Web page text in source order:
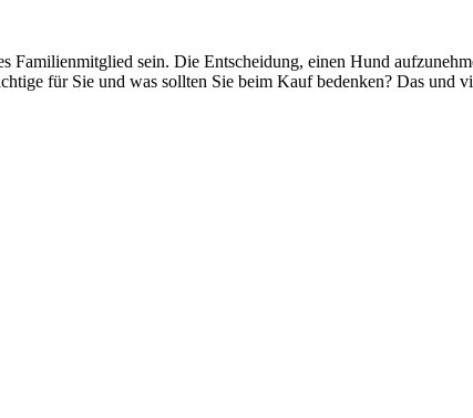
Familienmitglied sein. Die Entscheidung, einen Hund
für Sie und was sollten Sie beim Kauf bedenken? Das und